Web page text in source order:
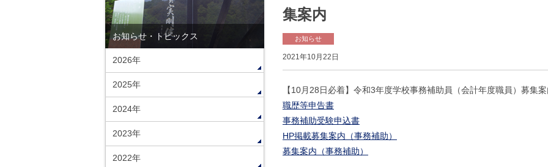
集案内
お知らせ
2021年10月22日
【10月28日必着】令和3年度学校事務補助員（会計年度職員）募集案
職歴等申告書
事務補助受験申込書
HP掲載募集案内（事務補助）
募集案内（事務補助）
お知らせ・トピックス
2026年
2025年
2024年
2023年
2022年